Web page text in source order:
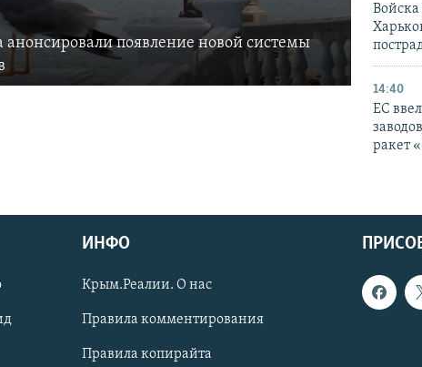
анонсировали появление новой системы
14:40
ЕС
ракет
ИНФО
Крым.Реалии. О нас
Правила комментирования
Правила копирайта